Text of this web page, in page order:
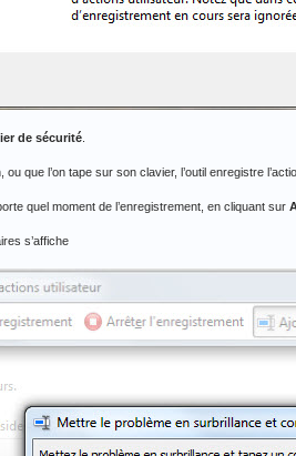
de sécurité
que l’on tape sur son clavier, l’outil enregistre
quel moment de l’enregistrement, en cliquant sur
s’affiche